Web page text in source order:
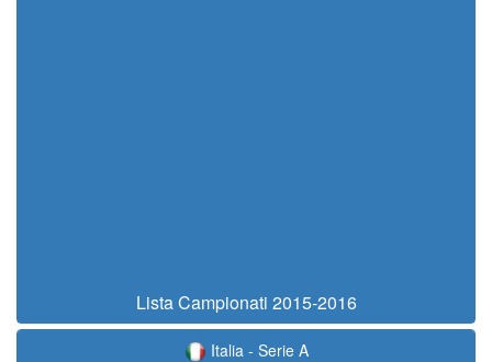
Lista Campionati 2015-2016
Italia - Serie A